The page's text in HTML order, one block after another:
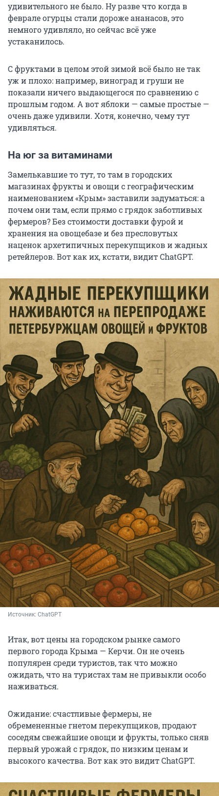
удивительного не было. Ну разве что когда в
феврале огурцы стали дороже ананасов, это
немного удивляло, но сейчас всё уже
устаканилось.
С фруктами в целом этой зимой всё было не так
уж и плохо: например, виноград и груши не
показали ничего выдающегося по сравнению с
прошлым годом. А вот яблоки — самые простые —
очень даже удивили. Хотя, конечно, чему тут
удивляться.
На юг за витаминами
Замелькавшие то тут, то там в городских
магазинах фрукты и овощи с географическим
наименованием «Крым» заставили задуматься: а
почем они там, если прямо с грядок заботливых
фермеров? Без стоимости доставки фурой и
хранения на овощебазе и без пресловутых
наценок архетипичных перекупщиков и жадных
ретейлеров. Вот как их, кстати, видит ChatGPT.
Источник: ChatGPT
Итак, вот цены на городском рынке самого
первого города Крыма — Керчи. Он не очень
популярен среди туристов, так что можно
ожидать, что на туристах там не привыкли особо
наживаться.
Ожидание: счастливые фермеры, не
обремененные гнетом перекупщиков, продают
соседям свежайшие овощи и фрукты, только сняв
первый урожай с грядок, по низким ценам и
высокого качества. Вот как это видит ChatGPT.